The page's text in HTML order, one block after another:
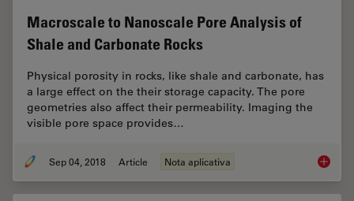
Macroscale to Nanoscale Pore Analysis of
Shale and Carbonate Rocks
Physical porosity in rocks, like shale and carbonate, has
a large effect on the their storage capacity. The pore
geometries also affect their permeability. Imaging the
visible pore space provides…
Sep 04, 2018 Article Nota aplicativa